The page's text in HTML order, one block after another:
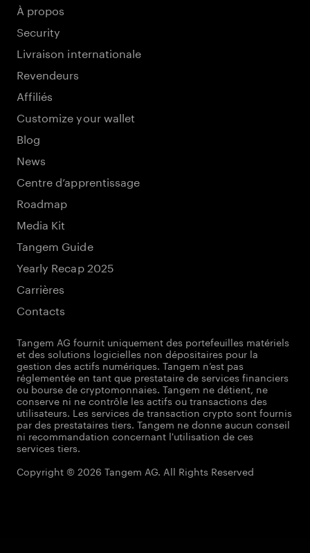
À propos
Security
Livraison internationale
Revendeurs
Affiliés
Customize your wallet
Blog
News
Centre d’apprentissage
Roadmap
Media Kit
Tangem Guide
Yearly Recap 2025
Carrières
Contacts
Tangem AG fournit uniquement des portefeuilles matériels
et des solutions logicielles non dépositaires pour la
gestion des actifs numériques. Tangem n’est pas
réglementée en tant que prestataire de services financiers
ou bourse de cryptomonnaies. Tangem ne détient, ne
conserve ni ne contrôle les actifs ou transactions des
utilisateurs. Les services de transaction crypto sont fournis
par des prestataires tiers. Tangem ne donne aucun conseil
ni recommandation concernant l'utilisation de ces
services tiers.